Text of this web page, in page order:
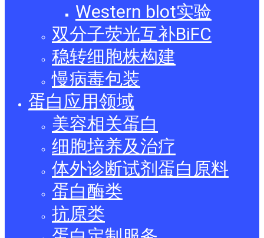
Western blot实验
双分子荧光互补BiFC
稳转细胞株构建
慢病毒包装
蛋白应用领域
美容相关蛋白
细胞培养及治疗
体外诊断试剂蛋白原料
蛋白酶类
抗原类